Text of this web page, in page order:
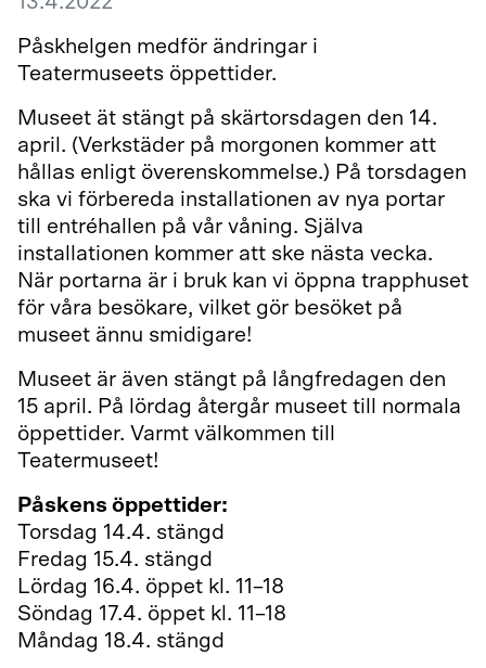
Påskhelgen medför ändringar i
Teatermuseets öppettider.
Museet ät stängt på skärtorsdagen den 14.
april. (Verkstäder på morgonen kommer att
hållas enligt överenskommelse.) På torsdagen
ska vi förbereda installationen av nya portar
till entréhallen på vår våning. Själva
installationen kommer att ske nästa vecka.
När portarna är i bruk kan vi öppna trapphuset
för våra besökare, vilket gör besöket på
museet ännu smidigare!
Museet är även stängt på långfredagen den
15 april. På lördag återgår museet till normala
öppettider. Varmt välkommen till
Teatermuseet!
Påskens öppettider:
Torsdag 14.4. stängd
Fredag 15.4. stängd
Lördag 16.4. öppet kl. 11–18
Söndag 17.4. öppet kl. 11–18
Måndag 18.4. stängd